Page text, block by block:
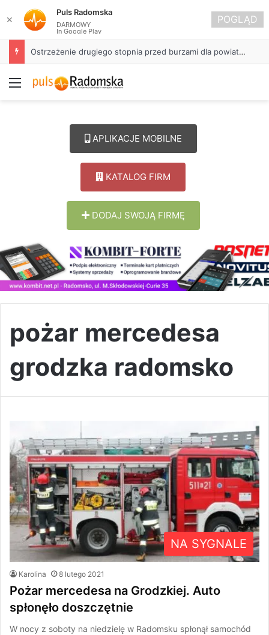
Ostrzeżenie drugiego stopnia przed burzami dla powiatu radomszczańskiego
Menu
APLIKACJE MOBILNE
KATALOG FIRM
DODAJ SWOJĄ FIRMĘ
pożar mercedesa
grodzka radomsko
NA SYGNALE
Karolina 8 lutego 2021
Pożar mercedesa na Grodzkiej. Auto
spłonęło doszczętnie
W nocy z soboty na niedzielę w Radomsku spłonął samochód
✕
Puls Radomska
DARMOWY
In Google Play
POGLĄD